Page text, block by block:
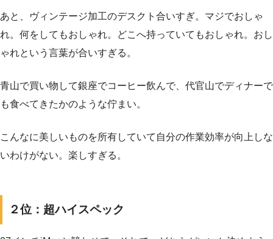
あと、ヴィンテージ加工のデスクト合いすぎ。マジでおしゃ
れ。何をしてもおしゃれ。どこへ持っていてもおしゃれ。おし
ゃれという言葉が合いすぎる。
青山で買い物して銀座でコーヒー飲んで、代官山でディナーで
も食べてきたかのような佇まい。
こんなに美しいものを所有していて自分の作業効率が向上しな
いわけがない。楽しすぎる。
２位：超ハイスペック